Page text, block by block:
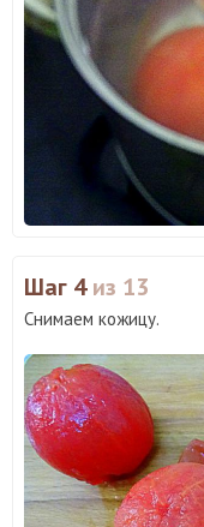
Шаг 4из 13
Снимаем кожицу.